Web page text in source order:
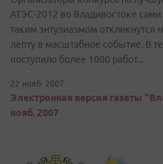
АТЭС-2012 во Владивостоке
таким энтузиазмом откликнутся
лепту в масштабное событие. В
поступило более 1000 работ...
22 нояб. 2007
Электронная версия газеты
нояб. 2007